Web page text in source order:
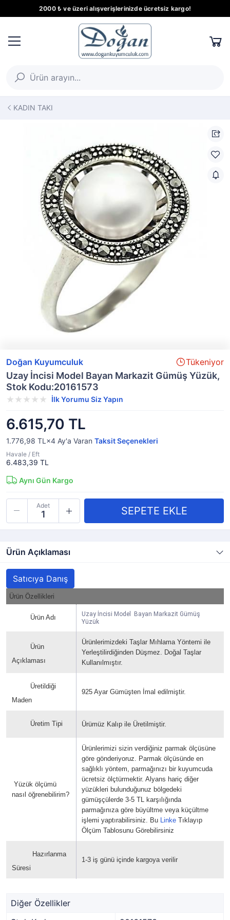
2000 ₺ ve üzeri alışverişlerinizde ücretsiz kargo!
KADIN TAKI
Doğan Kuyumculuk Tükeniyor
Uzay İncisi Model Bayan Markazit Gümüş Yüzük,
Stok Kodu:20161573
İlk Yorumu Siz Yapın
6.615,70 TL
1.776,98 TL×4 Ay'a Varan Taksit Seçenekleri
Havale / Eft
6.483,39 TL
Aynı Gün Kargo
Adet
Ürün Açıklaması
Satıcıya Danış
Ürün Özellikleri
Ürün Adı
Uzay İncisi Model Bayan Markazit Gümüş
Yüzük
Ürün
Açıklaması
Ürünlerimizdeki Taşlar Mıhlama Yöntemi ile
Yerleştilirdiğinden Düşmez. Doğal Taşlar
Kullanılmıştır.
Üretildiği
Maden
925 Ayar Gümüşten İmal edilmiştir.
Üretim Tipi Ürümüz Kalıp ile Üretilmiştir.
Yüzük ölçümü
nasıl öğrenebilirim?
Ürünlerimizi sizin verdiğiniz parmak ölçüsüne
göre gönderiyoruz. Parmak ölçüsünde en
sağlıklı yöntem, parmağınızı bir kuyumcuda
ücretsiz ölçtürmektir. Alyans hariç diğer
yüzükleri bulunduğunuz bölgedeki
gümüşçülerde 3-5 TL karşılığında
parmağınıza göre büyültme veya küçültme
işlemi yaptırabilirsiniz. Bu Linke Tıklayıp
Ölçüm Tablosunu Görebilirsiniz
Hazırlanma
Süresi
1-3 iş günü içinde kargoya verilir
Diğer Özellikler